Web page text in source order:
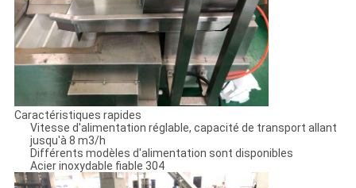
Caractéristiques rapides
Vitesse d'alimentation réglable, capacité de transport allant
jusqu'à 8 m3/h
Différents modèles d'alimentation sont disponibles
Acier inoxydable fiable 304